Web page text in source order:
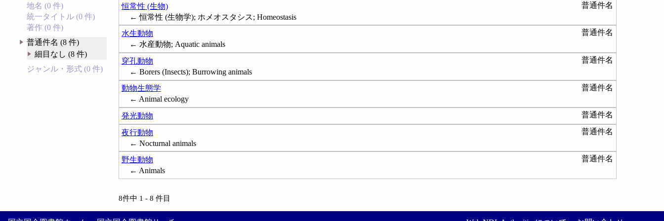
地名 (0 件)
統一タイトル (0 件)
著作 (0 件)
普通件名 (8 件)
細目なし (8 件)
ジャンル・形式 (0 件)
恒常性 (生物)
普通件名
← 恒常性 (生物学); ホメオスタシス; Homeostasis
水生動物
普通件名
← 水産動物; Aquatic animals
穿孔動物
普通件名
← Borers (Insects); Burrowing animals
動物生態学
普通件名
← Animal ecology
発光動物
普通件名
夜行動物
普通件名
← Nocturnal animals
野生動物
普通件名
← Animals
8件中 1 - 8 件目